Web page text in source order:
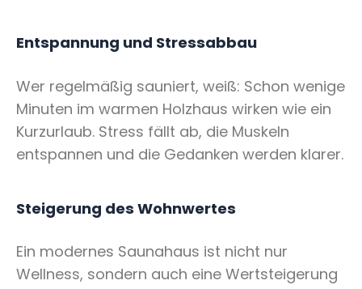
Entspannung und Stressabbau
Wer regelmäßig sauniert, weiß: Schon wenige
Minuten im warmen Holzhaus wirken wie ein
Kurzurlaub. Stress fällt ab, die Muskeln
entspannen und die Gedanken werden klarer.
Steigerung des Wohnwertes
Ein modernes Saunahaus ist nicht nur
Wellness, sondern auch eine Wertsteigerung